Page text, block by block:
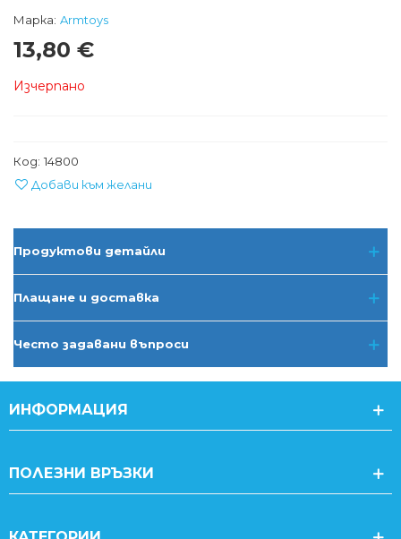
Марка: Armtoys
13,80 €
Изчерпано
Код: 14800
Добави към желани
Продуктови детайли
Плащане и доставка
Често задавани въпроси
ИНФОРМАЦИЯ
ПОЛЕЗНИ ВРЪЗКИ